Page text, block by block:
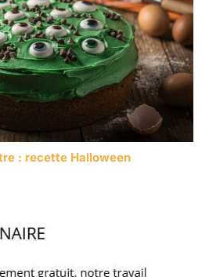
: recette Halloween